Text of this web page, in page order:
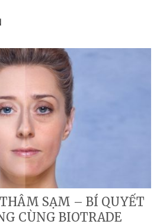
SẠM – BÍ QUYẾT
CÙNG BIOTRADE